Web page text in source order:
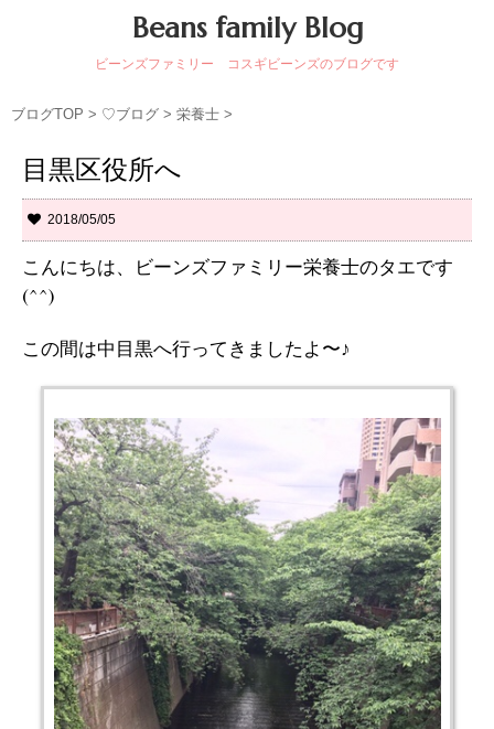
Beans family Blog
ビーンズファミリー コスギビーンズのブログです
ブログTOP > ♡ブログ > 栄養士 >
目黒区役所へ
2018/05/05
こんにちは、ビーンズファミリー栄養士のタエです
(^^)
この間は中目黒へ行ってきましたよ〜♪